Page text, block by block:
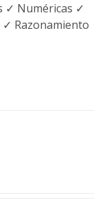
✓ Numéricas ✓
Razonamiento